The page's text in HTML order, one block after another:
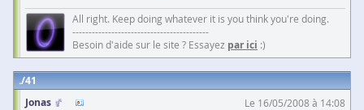
All right. Keep doing whatever it is you think you're doing.
------------------------------------------
Besoin d'aide sur le site ? Essayez par ici :)
41
Jonas
Le 16/05/2008 à 14:08